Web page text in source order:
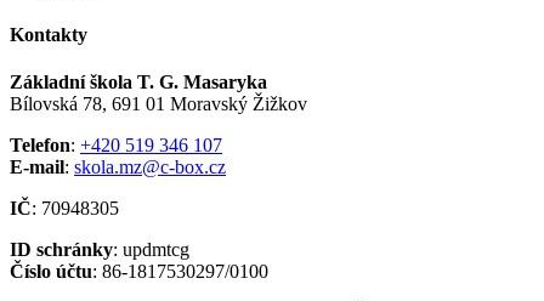
Kontakty
Základní škola T. G. Masaryka
Bílovská 78, 691 01 Moravský Žižkov
Telefon: +420 519 346 107
E-mail: skola.mz@c-box.cz
IČ: 70948305
ID schránky: updmtcg
Číslo účtu: 86-1817530297/0100